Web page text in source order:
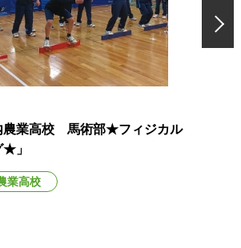
農業高校 馬術部★フィジカル
★」
業高校
「北
ーハ